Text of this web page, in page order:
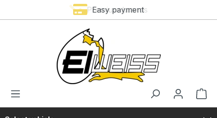
Premium brands
Easy payment